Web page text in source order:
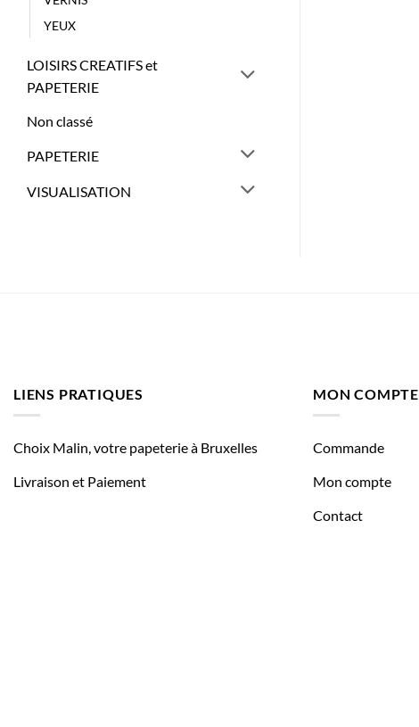
YEUX
LOISIRS CREATIFS et
PAPETERIE
Non classé
PAPETERIE
VISUALISATION
LIENS PRATIQUES
Choix Malin, votre papeterie à Bruxelles
Livraison et Paiement
MON COMPTE
Commande
Mon compte
Contact